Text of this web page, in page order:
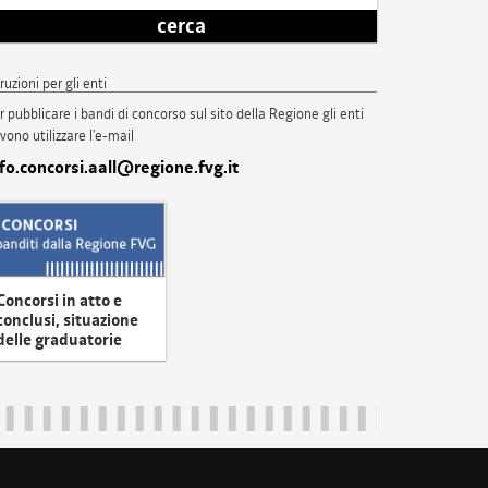
cerca
per gli enti
pubblicare i bandi di concorso sul sito della Regione gli enti
utilizzare l'e-mail
in atto e
situazione
graduatorie